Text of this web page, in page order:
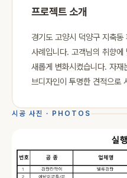
프로젝트 소개
경기도 고양시 덕양구 지축
사례입니다. 고객님의 취향
새롭게 변화시켰습니다. 자
브디자인이 투명한 견적으로
시공 사진 · PHOTOS